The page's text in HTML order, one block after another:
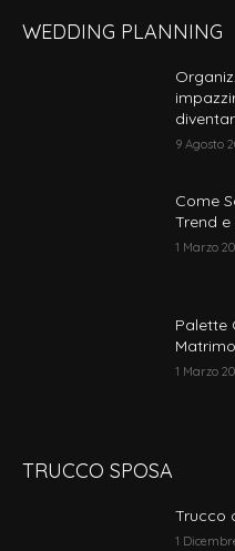
WEDDING PLANNING
9 Agosto
Come
Trend
1 Marzo
Palette
1 Marzo
TRUCCO SPOSA
Trucco
1